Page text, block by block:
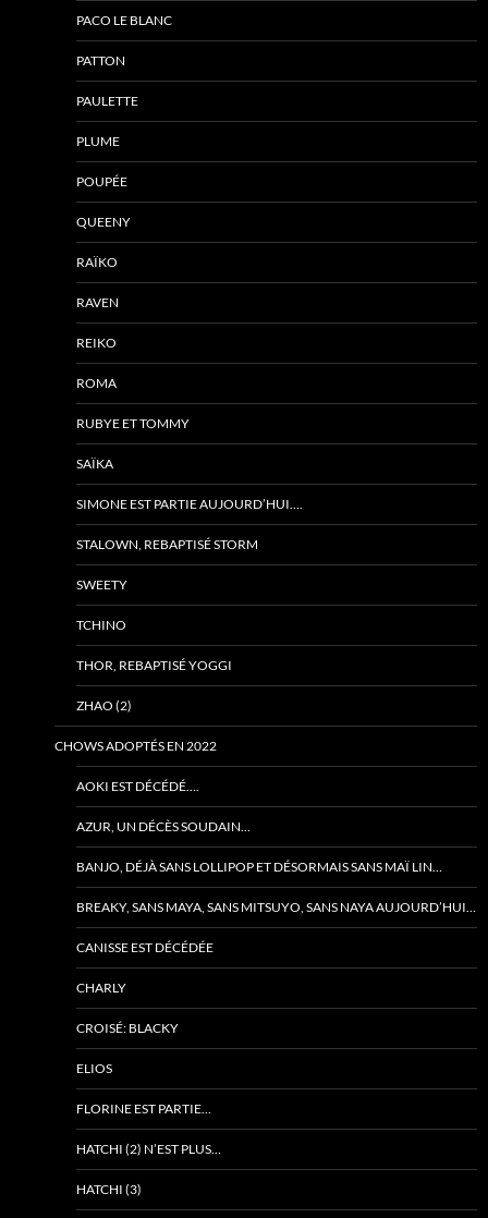
PACO LE BLANC
PATTON
PAULETTE
PLUME
POUPÉE
QUEENY
RAÏKO
RAVEN
REIKO
ROMA
RUBYE ET TOMMY
SAÏKA
SIMONE EST PARTIE AUJOURD’HUI….
STALOWN, REBAPTISÉ STORM
SWEETY
TCHINO
THOR, REBAPTISÉ YOGGI
ZHAO (2)
CHOWS ADOPTÉS EN 2022
AOKI EST DÉCÉDÉ….
AZUR, UN DÉCÈS SOUDAIN…
BANJO, DÉJÀ SANS LOLLIPOP ET DÉSORMAIS SANS MAÏ LIN…
BREAKY, SANS MAYA, SANS MITSUYO, SANS NAYA AUJOURD’HUI…
CANISSE EST DÉCÉDÉE
CHARLY
CROISÉ: BLACKY
ELIOS
FLORINE EST PARTIE…
HATCHI (2) N’EST PLUS…
HATCHI (3)